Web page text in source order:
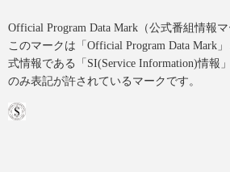
Official Program Data Mark（公式番組情報マ
このマークは「Official Program Data Mark
式情報である「SI(Service Information)情報
のみ表記が許されているマークです。